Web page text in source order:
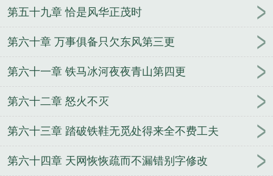
第五十九章 恰是风华正茂时
第六十章 万事俱备只欠东风第三更
第六十一章 铁马冰河夜夜青山第四更
第六十二章 怒火不灭
第六十三章 踏破铁鞋无觅处得来全不费工夫
第六十四章 天网恢恢疏而不漏错别字修改